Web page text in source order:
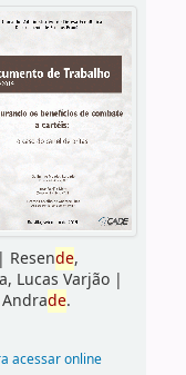
Resende,
Lucas Varjão|
de.
acessar online